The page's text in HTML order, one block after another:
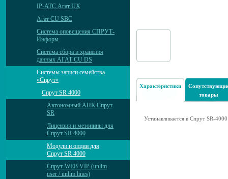
IP-АТС Агат UX
Агат CU SBC
Система оповещения СПРУТ-
Информ
Система сбора и хранения
данных АГАТ CU DS
Системы записи семейства
«Спрут»
Спрут SR 4000
Автономный АПК Спрут
SR
Лицензии и мезонины для
Спрут SR 4000
Модули и опции для
Спрут SR 4000
Спрут-WEB VIP (unlim
user / unlim lines)
Характеристики
товары
Устанавливается в Спрут SR-